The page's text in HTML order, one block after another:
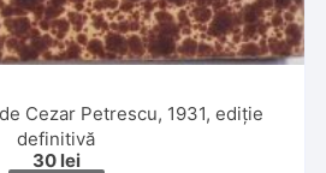
Cezar Petrescu, 1931, ediție
definitivă
30 lei